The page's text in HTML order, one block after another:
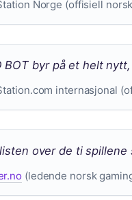
Norge (offisiell
BOT byr på et helt
internasjonal
over de ti
(ledende norsk